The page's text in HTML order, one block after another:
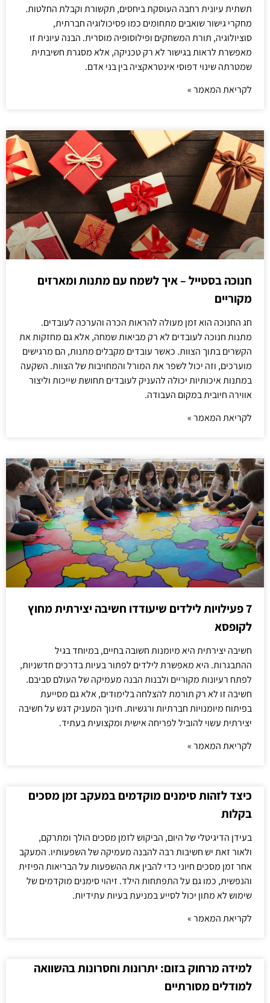
תשתית עיונית רחבה העוסקת ביחסים, תקשורת וקבלת החלטות.
מחקרי גישור שואבים מתחומים כמו פסיכולוגיה חברתית,
סוציולוגיה, תורת המשחקים ופילוסופיה מוסרית. הבנה עיונית זו
מאפשרת לראות בגישור לא רק טכניקה, אלא מסגרת חשיבתית
שמטרתה שינוי דפוסי אינטראקציה בין בני אדם.
לקריאת המאמר »
חנוכה בסטייל – איך לשמח עם מתנות ומארזים
מקוריים
חג החנוכה הוא זמן מעולה להראות הכרה והערכה לעובדים.
מתנות חנוכה לעובדים לא רק מביאות שמחה, אלא גם מחזקות את
הקשרים בתוך הצוות. כאשר עובדים מקבלים מתנות, הם מרגישים
מוערכים, וזה יכול לשפר את המורל והמחויבות של הצוות. השקעה
במתנות איכותיות יכולה להעניק לעובדים תחושת שייכות וליצור
אווירה חיובית במקום העבודה.
לקריאת המאמר »
7 פעילויות לילדים שיעודדו חשיבה יצירתית מחוץ
לקופסא
חשיבה יצירתית היא מיומנות חשובה בחיים, במיוחד בגיל
ההתבגרות. היא מאפשרת לילדים לפתור בעיות בדרכים חדשניות,
לפתח רעיונות מקוריים ולבנות הבנה מעמיקה של העולם סביבם.
חשיבה זו לא רק תורמת להצלחה בלימודים, אלא גם מסייעת
בפיתוח מיומנויות חברתיות ורגשיות. חינוך המעניק דגש על חשיבה
יצירתית עשוי להוביל לפריחה אישית ומקצועית בעתיד.
לקריאת המאמר »
כיצד לזהות סימנים מוקדמים במעקב זמן מסכים
בקלות
בעידן הדיגיטלי של היום, הביקוש לזמן מסכים הולך ומתרקם,
ולאור זאת יש חשיבות רבה להבנה מעמיקה של השפעותיו. המעקב
אחר זמן מסכים חיוני כדי להבין את ההשפעות על הבריאות הפיזית
והנפשית, כמו גם על התפתחות הילד. זיהוי סימנים מוקדמים של
שימוש לא מתון יכול לסייע במניעת בעיות עתידיות.
לקריאת המאמר »
למידה מרחוק בזום: יתרונות וחסרונות בהשוואה
למודלים מסורתיים